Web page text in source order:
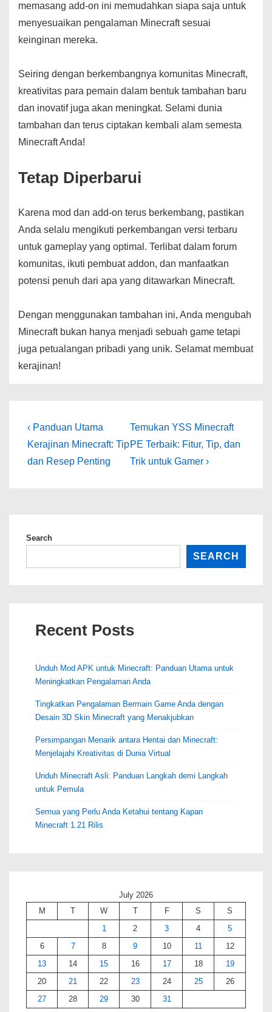
memasang add-on ini memudahkan siapa saja untuk
menyesuaikan pengalaman Minecraft sesuai
keinginan mereka.
Seiring dengan berkembangnya komunitas Minecraft,
kreativitas para pemain dalam bentuk tambahan baru
dan inovatif juga akan meningkat. Selami dunia
tambahan dan terus ciptakan kembali alam semesta
Minecraft Anda!
Tetap Diperbarui
Karena mod dan add-on terus berkembang, pastikan
Anda selalu mengikuti perkembangan versi terbaru
untuk gameplay yang optimal. Terlibat dalam forum
komunitas, ikuti pembuat addon, dan manfaatkan
potensi penuh dari apa yang ditawarkan Minecraft.
Dengan menggunakan tambahan ini, Anda mengubah
Minecraft bukan hanya menjadi sebuah game tetapi
juga petualangan pribadi yang unik. Selamat membuat
kerajinan!
Post
navigation
Previous
Post
is
‹ Panduan Utama
Kerajinan Minecraft: Tip
dan Resep Penting
Next
Post
is
Temukan YSS Minecraft
PE Terbaik: Fitur, Tip, dan
Trik untuk Gamer ›
Search
SEARCH
Recent Posts
Unduh Mod APK untuk Minecraft: Panduan Utama untuk
Meningkatkan Pengalaman Anda
Tingkatkan Pengalaman Bermain Game Anda dengan
Desain 3D Skin Minecraft yang Menakjubkan
Persimpangan Menarik antara Hentai dan Minecraft:
Menjelajahi Kreativitas di Dunia Virtual
Unduh Minecraft Asli: Panduan Langkah demi Langkah
untuk Pemula
Semua yang Perlu Anda Ketahui tentang Kapan
Minecraft 1.21 Rilis
July 2026
M
T W T F S
S
1
2 3 4
5
6
7 8 9 10 11
12
13
14 15 16 17 18
19
20
21 22 23 24 25
26
27
28 29 30 31